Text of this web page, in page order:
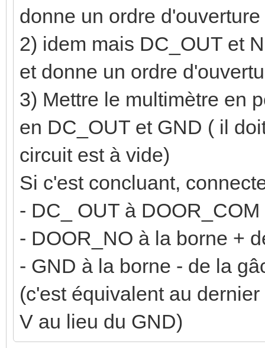
donne un ordre
2) idem mais DC_OUT et
et donne un ordre
3) Mettre le multimètre en
en DC_OUT et GND ( il
circuit est à vide)
Si c'est concluant,
- DC_ OUT à DOOR_COM
- DOOR_NO à la borne +
- GND à la borne - de la
(c'est équivalent au
V au lieu du GND)